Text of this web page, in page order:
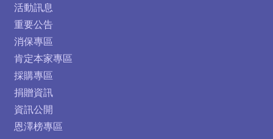
活動訊息
重要公告
消保專區
肯定本家專區
採購專區
捐贈資訊
資訊公開
恩澤榜專區